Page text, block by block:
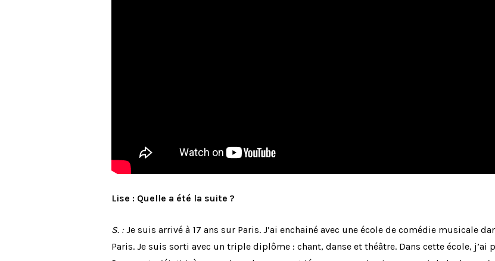
Lise : Quelle a été la suite ?
S. :Je suis arrivé à 17 ans sur Paris. J’ai enchainé avec une école de comédie musicale
Paris. Je suis sorti avec un triple diplôme : chant, danse et théâtre. Dans cette école,